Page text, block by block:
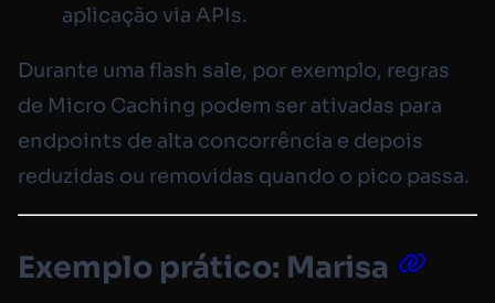
aplicação via APIs.
Durante uma flash sale, por exemplo, regras
de Micro Caching podem ser ativadas para
endpoints de alta concorrência e depois
reduzidas ou removidas quando o pico passa.
Exemplo prático: Marisa